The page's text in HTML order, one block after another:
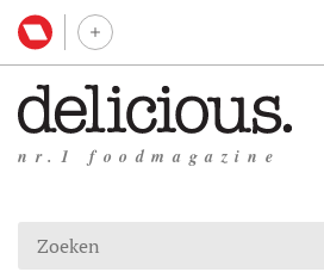
nr.1 foodmagazine